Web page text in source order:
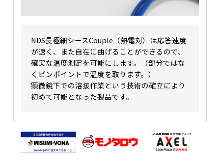
NDS長極細シースCouple（熱電対）は応答速度
が速く、また自在に曲げることができるので、
確実な温度測定を可能にします。（部分ではな
くピンポイントで温度を取ります。）
顕微鏡下での溶接作業という技術の確立により
初めて可能となった製品です。